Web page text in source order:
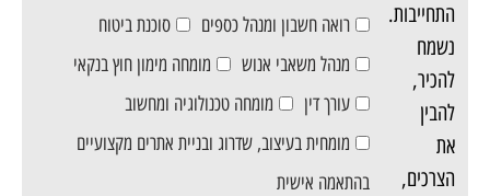
רואה חשבון ומנהל כספים
סוכנת ביטוח
מנהל משאבי אנוש
מומחה מימון חוץ בנקאי
עורך דין
מומחה טכנולוגיה ומחשוב
מומחית בעיצוב, שדרוג ובניית אתרים מקצועיים
בהתאמה אישית
התחייבות.
נשמח
להכיר,
להבין
את
הצרכים,